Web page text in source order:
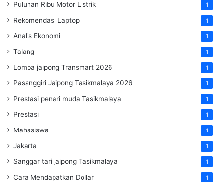
Puluhan Ribu Motor Listrik 1
Rekomendasi Laptop 1
Analis Ekonomi 1
Talang 1
Lomba jaipong Transmart 2026 1
Pasanggiri Jaipong Tasikmalaya 2026 1
Prestasi penari muda Tasikmalaya 1
Prestasi 1
Mahasiswa 1
Jakarta 1
Sanggar tari jaipong Tasikmalaya 1
Cara Mendapatkan Dollar 1